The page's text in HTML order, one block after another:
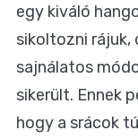
egy kiváló
sikoltozni rájuk,
sajnálatos
sikerült. Ennek
hogy a srácok